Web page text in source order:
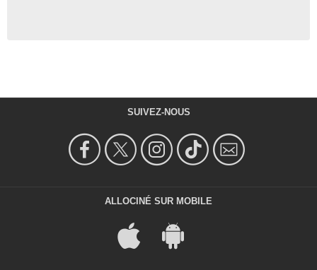
SUIVEZ-NOUS
ALLOCINÉ SUR MOBILE